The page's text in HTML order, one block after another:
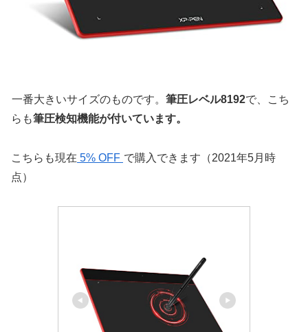
一番大きいサイズのものです。 筆圧レベル8192で、こち
らも筆圧検知機能が付いています。
こちらも現在 5% OFF で購入できます（2021年5月時
点）